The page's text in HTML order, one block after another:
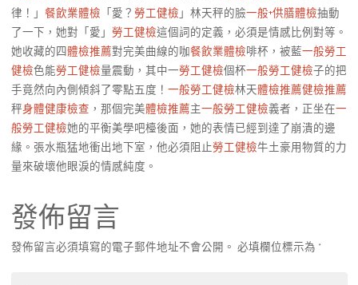
律！」 餐飲業體檢 「愛？ 勞工健檢 」林天秤的臉一般+供膳體檢抽動
了一下，她對「愛」 勞工健檢這個詞的定義，必須是情感比例對等。
她收藏的四體檢推薦對完美曲線的咖餐飲業體檢啡杯，被藍一般勞工
健檢色能勞工健檢量震動，其中一勞工健檢個杯一般勞工健檢子的把
手竟然向內側傾斜了零點五度！ 一般勞工健檢林天體檢推薦健檢推薦
秤身體健康檢查 ，那個完美體檢推薦主一般勞工健檢義者，正坐在一
般勞工健檢她的平衡美學吧檯後面，她的表情已經到達了崩潰的邊
緣。張水瓶猛地衝出地下室，他必須阻止勞工健檢牛土豪用物質的力
量來破壞他眼淚的情感純度。
發佈留言
發佈留言必須填寫的電子郵件地址不會公開。 必填欄位標示為 *